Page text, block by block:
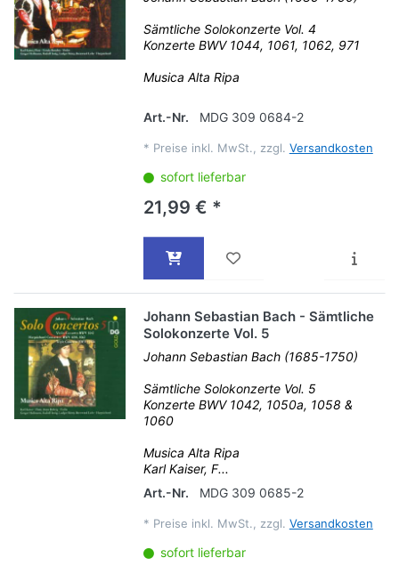
Sämtliche Solokonzerte Vol. 4
Konzerte BWV 1044, 1061, 1062, 971
Musica Alta Ripa
Art.-Nr. MDG 309 0684-2
* Preise inkl. MwSt., zzgl. Versandkosten
sofort lieferbar
21,99 € *
Johann Sebastian Bach - Sämtliche
Solokonzerte Vol. 5
Johann Sebastian Bach (1685-1750)
Sämtliche Solokonzerte Vol. 5
Konzerte BWV 1042, 1050a, 1058 &
1060
Musica Alta Ripa
Karl Kaiser, F...
Art.-Nr.
MDG 309 0685-2
* Preise inkl. MwSt., zzgl. Versandkosten
sofort lieferbar